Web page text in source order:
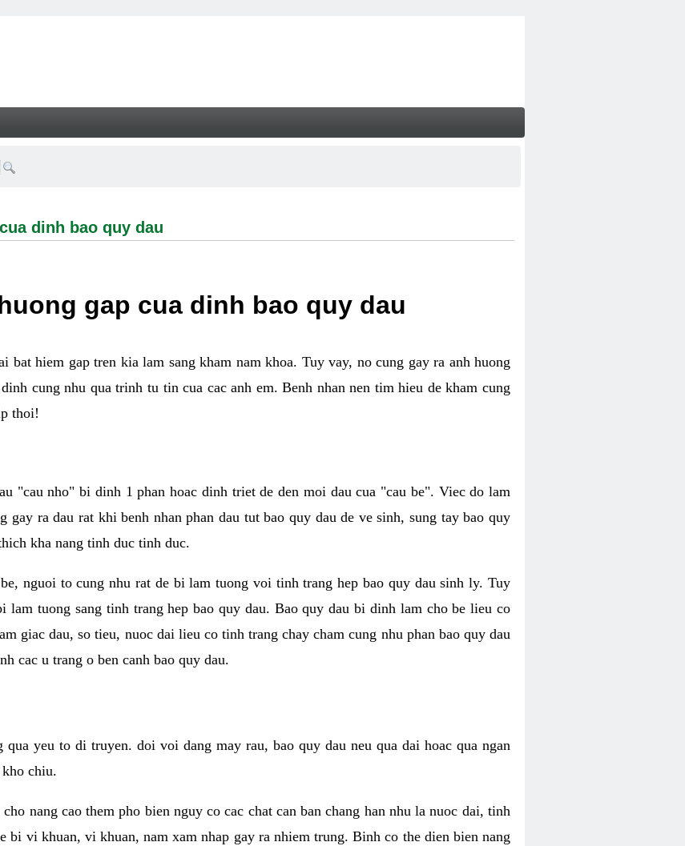
bao quy dau - Welcome
dinh bao quy dau
gap cua dinh bao quy dau
bat hiem gap tren kia lam sang kham nam khoa. Tuy vay, no cung gay ra anh huong
cung nhu qua trinh tu tin cua cac anh em. Benh nhan nen tim hieu de kham cung
thoi!
"cau nho" bi dinh 1 phan hoac dinh triet de den moi dau cua "cau be". Viec do lam
gay ra dau rat khi benh nhan phan dau tut bao quy dau de ve sinh, sung tay bao quy
kha nang tinh duc tinh duc.
nguoi to cung nhu rat de bi lam tuong voi tinh trang hep bao quy dau sinh ly. Tuy
lam tuong sang tinh trang hep bao quy dau. Bao quy dau bi dinh lam cho be lieu co
giac dau, so tieu, nuoc dai lieu co tinh trang chay cham cung nhu phan bao quy dau
cac u trang o ben canh bao quy dau.
yeu to di truyen. doi voi dang may rau, bao quy dau neu qua dai hoac qua ngan
chiu.
nang cao them pho bien nguy co cac chat can ban chang han nhu la nuoc dai, tinh
bi vi khuan, vi khuan, nam xam nhap gay ra nhiem trung. Binh co the dien bien nang